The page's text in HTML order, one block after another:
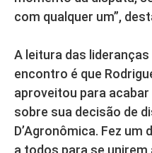
com qualquer um”,
A leitura das
encontro é que
aproveitou para
sobre sua decisão de
D’Agronômica. Fez
a todos para se unirem